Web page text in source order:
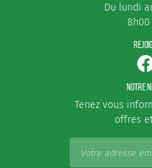
Du lundi
8h00
NOTRE
Tenez vous
offres